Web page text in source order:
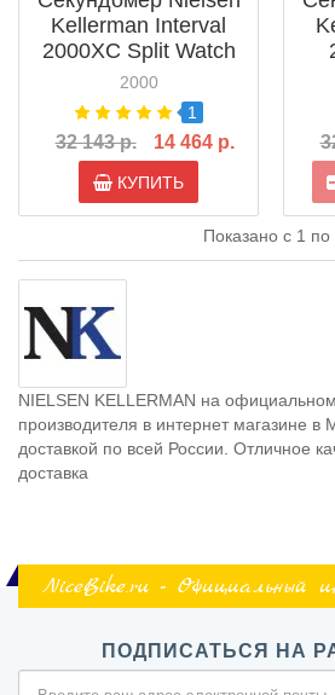
Kellerman Interval
2000XC Split Watch
2000
1
32 143 р. 14 464 р.
КУПИТЬ
Показано с 1 по
NIELSEN KELLERMAN на
производителя в интернет магазине в
доставкой по всей России. Отличное
доставка
NiceBike.ru - Официальный
ПОДПИСАТЬСЯ НА